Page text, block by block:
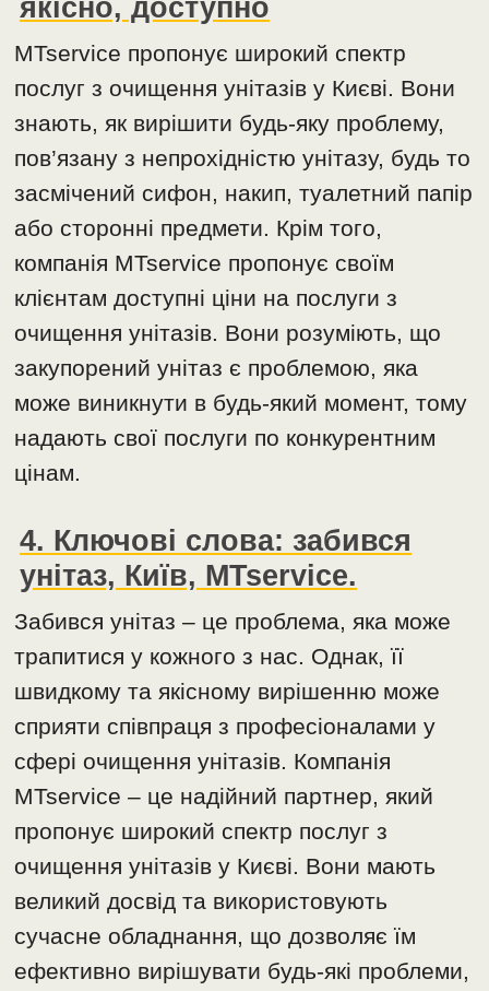
MTservice пропонує широкий спектр
послуг з очищення унітазів у Києві. Вони
знають, як вирішити будь-яку проблему,
пов’язану з непрохідністю унітазу, будь то
засмічений сифон, накип, туалетний папір
або сторонні предмети. Крім того,
компанія MTservice пропонує своїм
клієнтам доступні ціни на послуги з
очищення унітазів. Вони розуміють, що
закупорений унітаз є проблемою, яка
може виникнути в будь-який момент, тому
надають свої послуги по конкурентним
цінам.
4. Ключові слова: забився
унітаз, Київ, MTservice.
Забився унітаз – це проблема, яка може
трапитися у кожного з нас. Однак, її
швидкому та якісному вирішенню може
сприяти співпраця з професіоналами у
сфері очищення унітазів. Компанія
MTservice – це надійний партнер, який
пропонує широкий спектр послуг з
очищення унітазів у Києві. Вони мають
великий досвід та використовують
сучасне обладнання, що дозволяє їм
ефективно вирішувати будь-які проблеми,